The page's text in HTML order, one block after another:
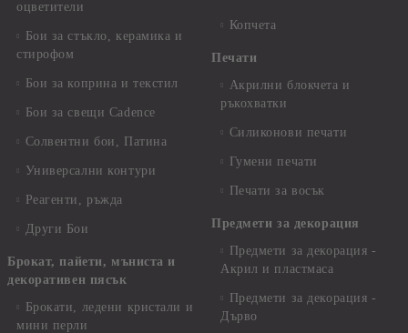
оцветители
Бои за стъкло, керамика и
стирофом
Бои за коприна и текстил
Бои за свещи Cadence
Солвентни бои, Патина
Универсални контури
Реагенти, ръжда
Други Бои
Брокат, пайети, мъниста и
декоративен пясък
Брокати, ледени кристали и
мини перли
Копчета
Печати
Акрилни блокчета и
ръкохватки
Силиконови печати
Гумени печати
Печати за восък
Предмети за декорация
Предмети за декорация -
Акрил и пластмаса
Предмети за декорация -
Дърво